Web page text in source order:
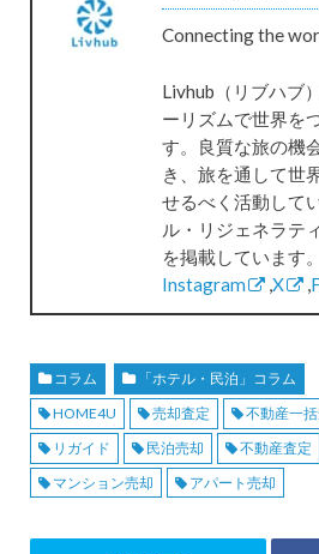
Connecting the
Livhub（リブハブ
ーリズムで世界を
す。良質な旅の機
き、旅を通して世
せるべく活動して
ル・リジェネラテ
を掲載しています。
Instagram
,X ,
コラム
「ホテル・民泊」コラム
HOME4U
売却査定 不動産一
リガイド
民泊売却 不動産査定
マンション売却
アパート売却